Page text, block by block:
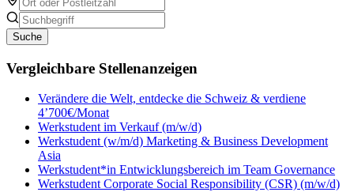
Suche
Vergleichbare Stellenanzeigen
Verändere die Welt, entdecke die Schweiz & verdiene
4’700€/Monat
Werkstudent im Verkauf (m/w/d)
Werkstudent (w/m/d) Marketing & Business Development
Asia
Werkstudent*in Entwicklungsbereich im Team Governance
Werkstudent Corporate Social Responsibility (CSR) (m/w/d)